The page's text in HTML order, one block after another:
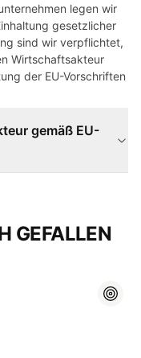
legen wir
gesetzlicher
sind wir verpflichtet,
Wirtschaftsakteur
der EU-Vorschriften
gemäß EU-
GEFALLEN